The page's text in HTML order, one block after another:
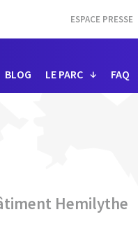
ESPACE PRESSE
BLOG LE PARC FAQ
Hemilythe